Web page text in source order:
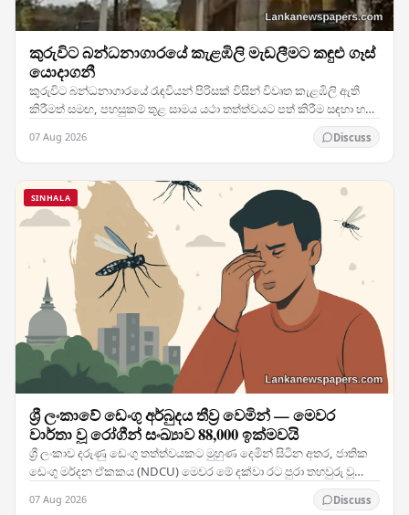
කුරුවිට බන්ධනාගාරයේ කැළඹිලි මැඩලීමට කඳුළු ගෑස්
යොදාගනී
කුරුවිට බන්ධනාගාරයේ රැඳවියන් පිරිසක් විසින් විවෘත කැළඹිලි ඇති
කිරීමත් සමඟ, පහසුකම් තුළ සාමය යථා තත්ත්වයට පත් කිරීම සඳහා හදිසි
07 Aug 2026 Discuss
SINHALA
ශ්‍රී ලංකාවේ ඩෙංගු අර්බුදය තීව්‍ර වෙමින් — මෙවර
වාර්තා වූ රෝගීන් සංඛ්‍යාව 88,000 ඉක්මවයි
ශ්‍රී ලංකාව දරුණු ඩෙංගු තත්ත්වයකට මුහුණ දෙමින් සිටින අතර, ජාතික
ඩෙංගු මර්දන ඒකකය (NDCU) මෙවර මේ දක්වා රට පුරා තහවුරු වූ
07 Aug 2026 Discuss